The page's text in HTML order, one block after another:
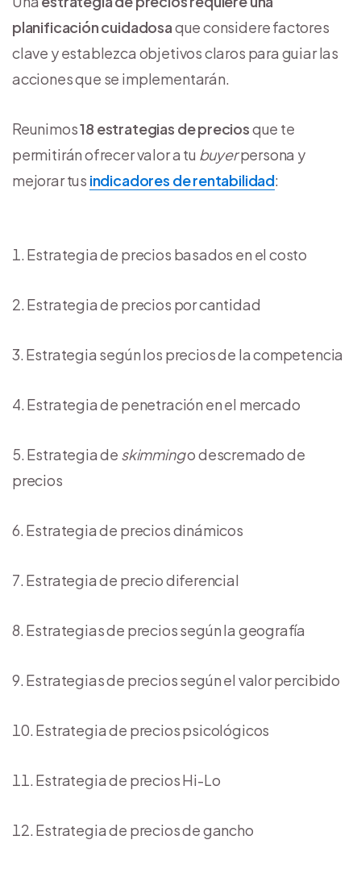
planificación cuidadosaque considere factores
clave y establezca objetivos claros para guiar las
acciones que se implementarán.
Reunimos18 estrategias de preciosque te
permitirán ofrecer valor a tu buyerpersona y
mejorar tus indicadores de rentabilidad:
Estrategia de precios basados en el costo
Estrategia de precios por cantidad
Estrategia según los precios de la competencia
Estrategia de penetración en el mercado
Estrategia de skimmingo descremado de
precios
Estrategia de precios dinámicos
Estrategia de precio diferencial
Estrategias de precios según la geografía
Estrategias de precios según el valor percibido
Estrategia de precios psicológicos
Estrategia de precios Hi-Lo
Estrategia de precios de gancho